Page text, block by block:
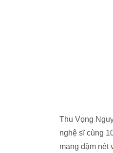
Thu Vọng
nghệ sĩ cùng
mang đậm nét